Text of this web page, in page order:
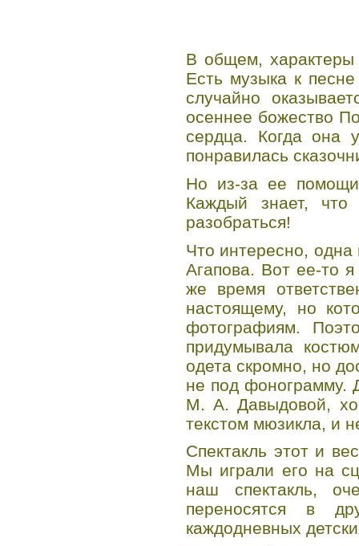
В общем, характеры
Есть музыка к
случайно
осеннее божество
сердца. Когда она
понравилась
Но из-за ее
Каждый знает, что
разобраться!
Что интересно, одна
Агапова. Вот ее-то
же время
настоящему, но
фотографиям.
придумывала
одета скромно, но
не под фонограмму.
М. А. Давыдовой,
текстом мюзикла, и
Спектакль этот и
Мы играли его на
наш спектакль,
переносятся в
каждодневных